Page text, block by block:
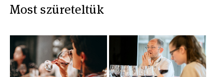
Most szüreteltük